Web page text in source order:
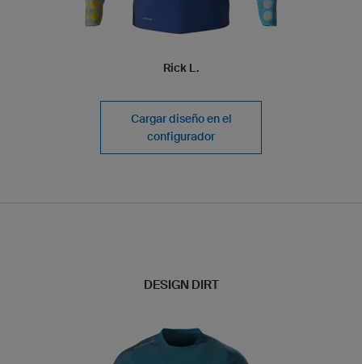
Rick L.
Cargar diseño en el
configurador
DESIGN DIRT